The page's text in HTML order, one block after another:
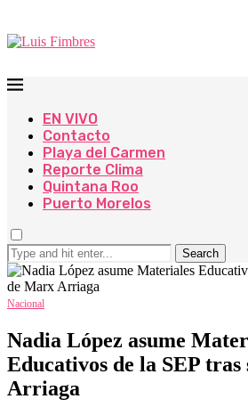
EN VIVO
Contacto
Playa del Carmen
Reporte Clima
Quintana Roo
Puerto Morelos
Search
Nacional
Nadia López asume
Educativos de la SEP
Arriaga